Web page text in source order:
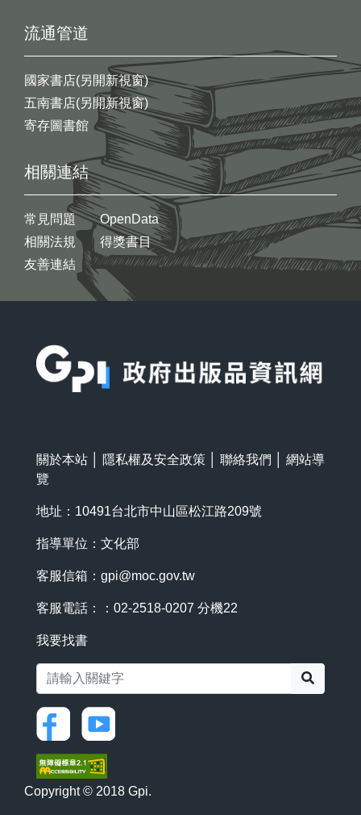
流通管道
國家書店(另開新視窗)
五南書店(另開新視窗)
寄存圖書館
相關連結
常見問題
相關法規
友善連結
OpenData
得獎書目
關於本站 隱私權及安全政策 聯絡我們
網站導
覽
地址：10491台北市中山區松江路209號
指導單位：文化部
客服信箱： gpi@moc.gov.tw
客服電話：：02-2518-0207 分機22
我要找書
Copyright © 2018 Gpi.